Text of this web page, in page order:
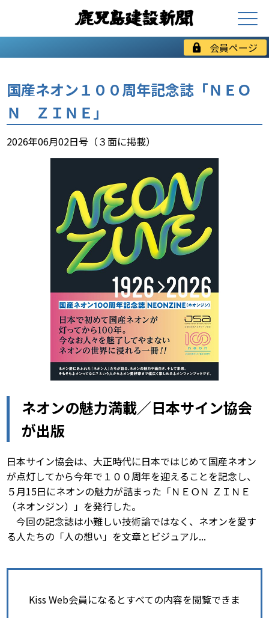
会員ページ
国産ネオン１００周年記念誌「ＮＥＯ
Ｎ ＺＩＮＥ」
2026年06月02日号（３面に掲載）
ネオンの魅力満載／日本サイン協会
が出版
日本サイン協会は、大正時代に日本ではじめて国産ネオン
が点灯してから今年で１００周年を迎えることを記念し、
５月15日にネオンの魅力が詰まった「ＮＥＯＮ ＺＩＮＥ
（ネオンジン）」を発行した。
今回の記念誌は小難しい技術論ではなく、ネオンを愛す
る人たちの「人の想い」を文章とビジュアル...
Kiss Web会員になるとすべての内容を閲覧できま